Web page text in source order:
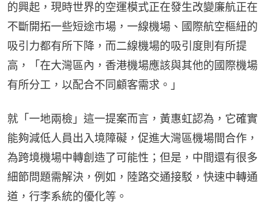
的興起，現時世界的空運模式正在發生改變廉航正在
不斷開拓一些短途市場，一線機場、國際航空樞紐的
吸引力都有所下降，而二線機場的吸引度則有所提
高，「在大灣區內，香港機場應該與其他的國際機場
有所分工，以配合不同顧客需求。」
就「一地兩檢」這一提案而言，黃惠虹認為，它確實
能夠減低人員出入境障礙，促進大灣區機場間合作，
為跨境機場中轉創造了可能性；但是，中間還有很多
細節問題需解決，例如，陸路交通接駁，快速中轉通
道，行李系統的優化等。